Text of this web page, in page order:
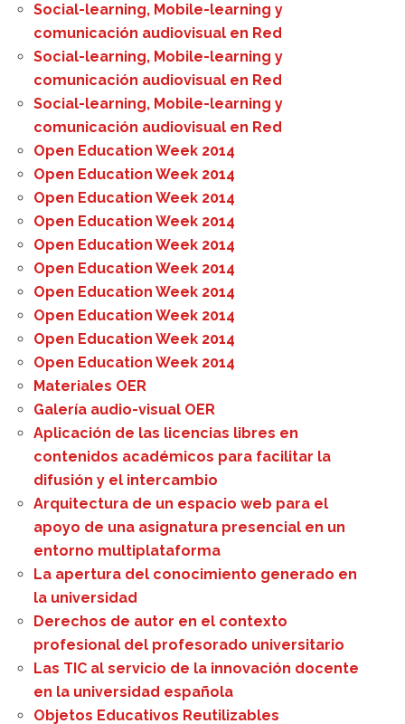
Social-learning, Mobile-learning y
comunicación audiovisual en Red
Social-learning, Mobile-learning y
comunicación audiovisual en Red
Social-learning, Mobile-learning y
comunicación audiovisual en Red
Open Education Week 2014
Open Education Week 2014
Open Education Week 2014
Open Education Week 2014
Open Education Week 2014
Open Education Week 2014
Open Education Week 2014
Open Education Week 2014
Open Education Week 2014
Open Education Week 2014
Materiales OER
Galería audio-visual OER
Aplicación de las licencias libres en
contenidos académicos para facilitar la
difusión y el intercambio
Arquitectura de un espacio web para el
apoyo de una asignatura presencial en un
entorno multiplataforma
La apertura del conocimiento generado en
la universidad
Derechos de autor en el contexto
profesional del profesorado universitario
Las TIC al servicio de la innovación docente
en la universidad española
Objetos Educativos Reutilizables